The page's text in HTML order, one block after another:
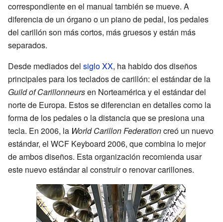
correspondiente en el manual también se mueve. A
diferencia de un órgano o un piano de pedal, los pedales
del carillón son más cortos, más gruesos y están más
separados.
Desde mediados del siglo XX, ha habido dos diseños
principales para los teclados de carillón: el estándar de la
Guild of Carillonneursen Norteamérica y el estándar del
norte de Europa. Estos se diferencian en detalles como la
forma de los pedales o la distancia que se presiona una
tecla. En 2006, la World Carillon Federationcreó un nuevo
estándar, el WCF Keyboard 2006, que combina lo mejor
de ambos diseños. Esta organización recomienda usar
este nuevo estándar al construir o renovar carillones.